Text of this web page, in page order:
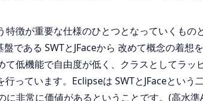
徴が重要な仕様のひとつとなっていくもの
ある SWTとJFaceから 改めて概念の着想を
低機能で自由度が低く、クラスとしてラッ
っています。Eclipseは SWTとJFaceという
非常に価値があるということです。(高水準